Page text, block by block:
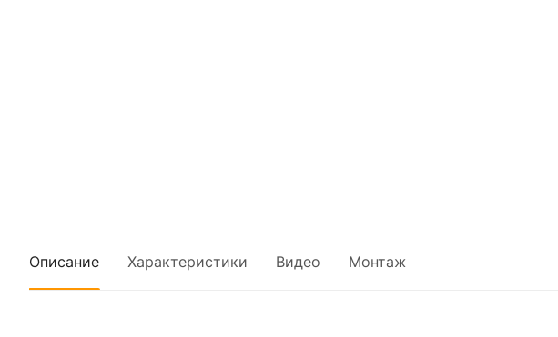
Описание Характеристики Видео Монтаж